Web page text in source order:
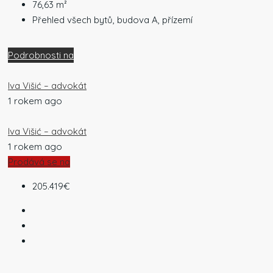
76,63 m²
Přehled všech bytů, budova A, přízemí
Podrobnosti na
Iva Višić – advokát
1 rokem ago
Iva Višić – advokát
1 rokem ago
Prodává se na
205.419€